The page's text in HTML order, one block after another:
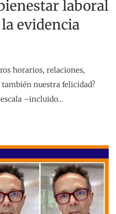
laboral
evidencia
horarios, relaciones,
nuestra felicidad?
escala –incluido…